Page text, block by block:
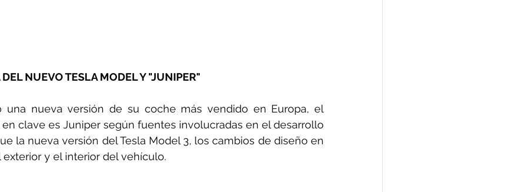
NUEVO TESLA MODEL Y "JUNIPER"
una nueva versión de su coche más vendido en Europa, el
clave es Juniper según fuentes involucradas en el desarrollo
la nueva versión del Tesla Model 3, los cambios de diseño en
y el interior del vehículo.